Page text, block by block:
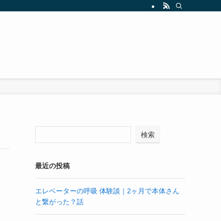
検索
最近の投稿
エレベーターの呼吸 体験談｜2ヶ月で本体さん
と繋がった？話